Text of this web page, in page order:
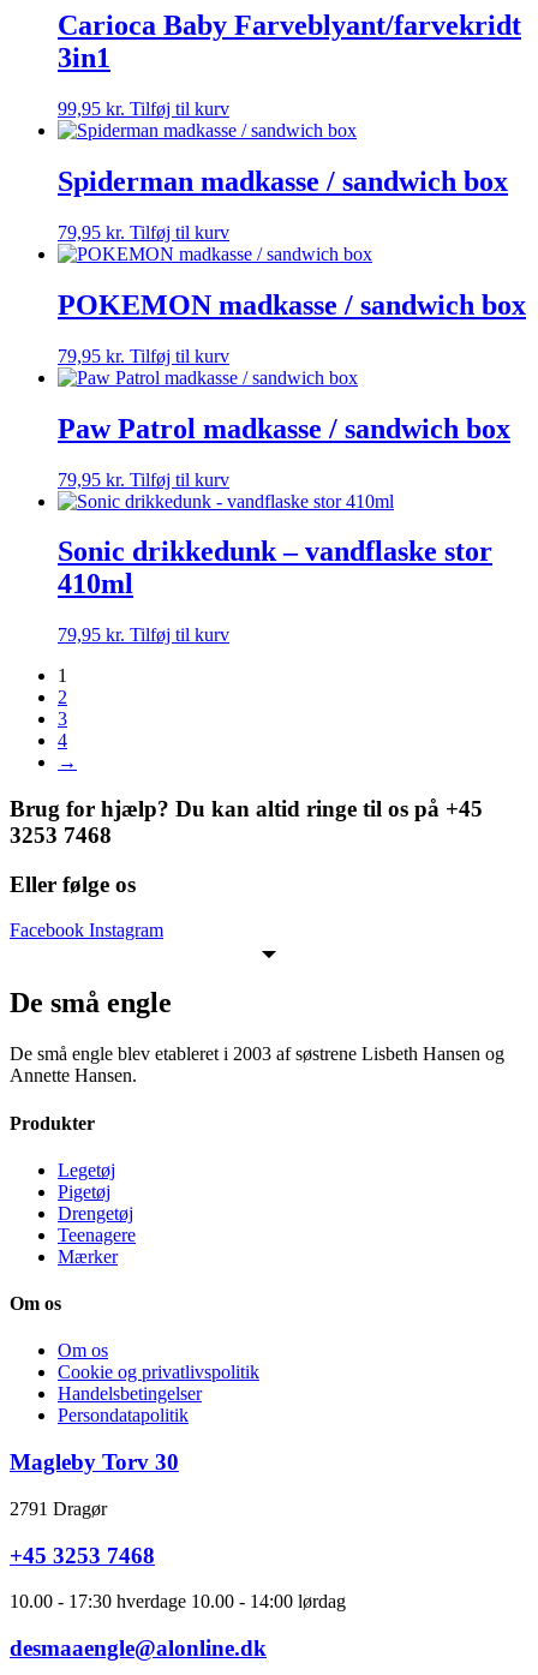
Carioca Baby Farveblyant/farvekridt
3in1
99,95 kr. Tilføj til kurv
Spiderman madkasse / sandwich box
79,95 kr. Tilføj til kurv
POKEMON madkasse / sandwich box
79,95 kr. Tilføj til kurv
Paw Patrol madkasse / sandwich box
79,95 kr. Tilføj til kurv
Sonic drikkedunk – vandflaske stor
410ml
79,95 kr. Tilføj til kurv
1
2
3
4
→
Brug for hjælp? Du kan altid ringe til os på +45
3253 7468
Eller følge os
Facebook Instagram
De små engle
De små engle blev etableret i 2003 af søstrene Lisbeth Hansen og
Annette Hansen.
Produkter
Legetøj
Pigetøj
Drengetøj
Teenagere
Mærker
Om os
Om os
Cookie og privatlivspolitik
Handelsbetingelser
Persondatapolitik
Magleby Torv 30
2791 Dragør
+45 3253 7468
10.00 - 17:30 hverdage 10.00 - 14:00 lørdag
desmaaengle@alonline.dk